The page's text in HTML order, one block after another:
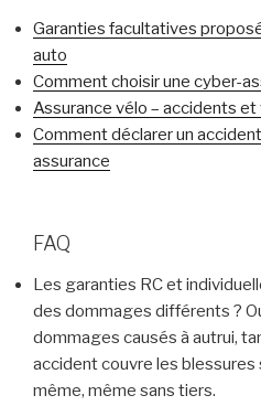
Garanties facultatives
auto
Comment choisir une cyber-
Assurance vélo – accidents et
Comment déclarer un
assurance
FAQ
Les garanties RC et
des dommages différents ?
dommages causés à autrui,
accident couvre les blessures
même, même sans tiers.